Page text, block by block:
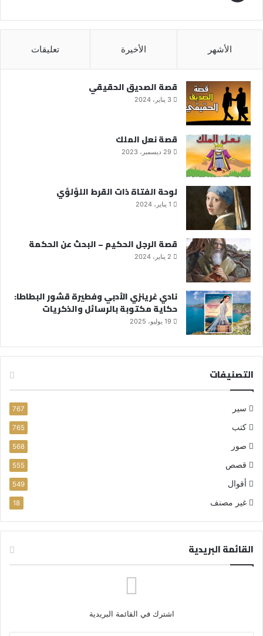
الأشهر الأخيرة تعليقات
قصة الصديق الحقيقي
3 يناير، 2024
قصة نعل الملك
29 ديسمبر، 2023
لوحة الفتاة ذات القرط اللؤلؤي
1 يناير، 2024
قصة الرجل الحكيم – البحث عن الحكمة
2 يناير، 2024
نادي غرينزي الأدبي وفطيرة قشور البطاطا:
حكاية مكتوبة بالرسائل والذكريات
19 يوليو، 2025
التصنيفات
سير 767
كتب 765
صور 568
قصص 555
أقوال 549
غير مصنف 18
القائمة البريدية
اشترك في القائمة البريدية